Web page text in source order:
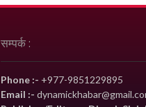
सम्पर्क :
Phone :- +977-9851229895
Email :-